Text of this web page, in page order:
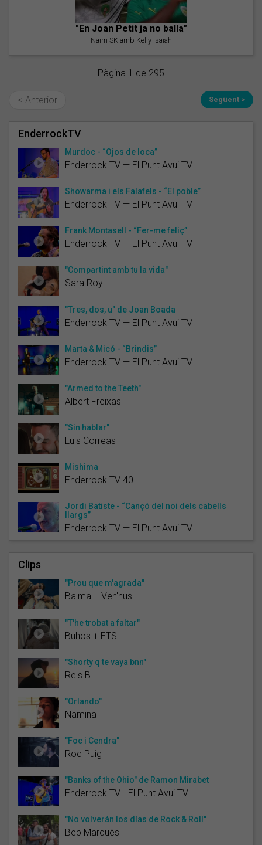
"En Joan Petit ja no balla"
Naim SK amb Kelly Isaiah
Pàgina 1 de 295
< Anterior Següent >
EnderrockTV
Murdoc - “Ojos de loca”
Enderrock TV — El Punt Avui TV
Showarma i els Falafels - “El poble”
Enderrock TV — El Punt Avui TV
Frank Montasell - “Fer-me feliç”
Enderrock TV — El Punt Avui TV
"Compartint amb tu la vida"
Sara Roy
"Tres, dos, u" de Joan Boada
Enderrock TV — El Punt Avui TV
Marta & Micó - “Brindis”
Enderrock TV — El Punt Avui TV
"Armed to the Teeth"
Albert Freixas
"Sin hablar"
Luis Correas
Mishima
Enderrock TV 40
Jordi Batiste - “Cançó del noi dels cabells
llargs”
Enderrock TV — El Punt Avui TV
Clips
"Prou que m'agrada"
Balma + Ven'nus
"T'he trobat a faltar"
Buhos + ETS
"Shorty q te vaya bnn"
Rels B
"Orlando"
Namina
"Foc i Cendra"
Roc Puig
"Banks of the Ohio" de Ramon Mirabet
Enderrock TV - El Punt Avui TV
"No volverán los días de Rock & Roll"
Bep Marquès